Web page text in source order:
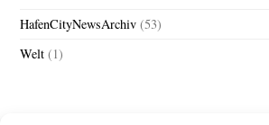
HafenCityNewsArchiv (53)
Welt (1)